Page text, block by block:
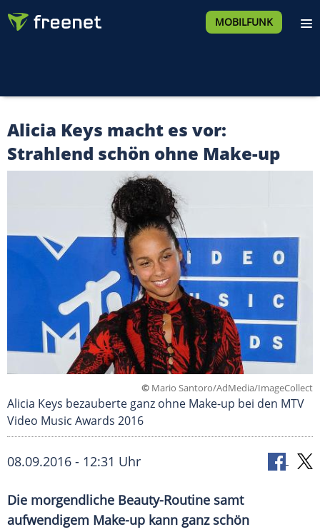
MOBILFUNK
Alicia Keys macht es vor:
Strahlend schön ohne Make-up
© Mario Santoro/AdMedia/ImageCollect
Alicia Keys bezauberte ganz ohne Make-up bei den MTV
Video Music Awards 2016
08.09.2016 - 12:31 Uhr
Die morgendliche Beauty-Routine samt
aufwendigem Make-up kann ganz schön